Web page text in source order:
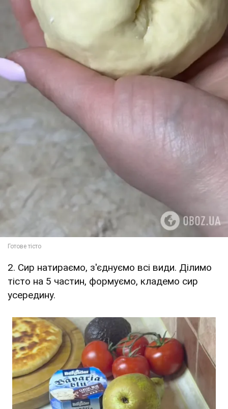
2. Сир натираємо, з'єднуємо всі види. Ділимо
тісто на 5 частин, формуємо, кладемо сир
усередину.